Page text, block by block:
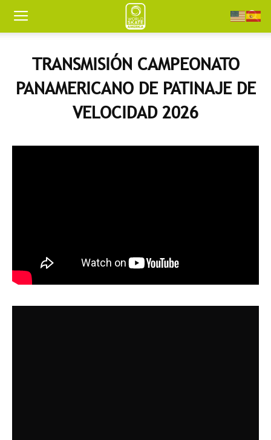
Worldskate
TRANSMISIÓN CAMPEONATO
PANAMERICANO DE PATINAJE DE
VELOCIDAD 2026